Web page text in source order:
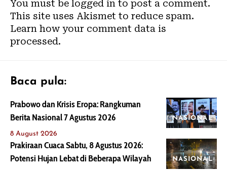
You must be logged in to post a comment.
This site uses Akismet to reduce spam.
Learn how your comment data is
processed.
Baca pula:
NASIONAL
Prabowo dan Krisis Eropa: Rangkuman
Berita Nasional 7 Agustus 2026
8 August 2026
NASIONAL
Prakiraan Cuaca Sabtu, 8 Agustus 2026:
Potensi Hujan Lebat di Beberapa Wilayah